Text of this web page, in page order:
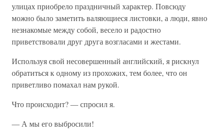
улицах приобрело праздничный характер. Повсюду
можно было заметить валяющиеся листовки, а люди, явно
незнакомые между собой, весело и радостно
приветствовали друг друга возгласами и жестами.
Используя свой несовершенный английский, я рискнул
обратиться к одному из прохожих, тем более, что он
приветливо помахал нам рукой.
Что происходит? — спросил я.
— А мы его выбросили!